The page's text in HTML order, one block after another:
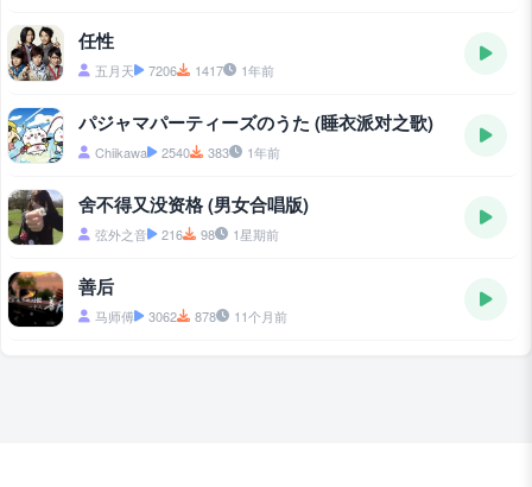
任性
五月天 7206 1417 1年前
パジャマパーティーズのうた (睡衣派对之歌)
Chiikawa 2540 383 1年前
舍不得又没资格 (男女合唱版)
弦外之音 216 98 1星期前
善后
马师傅 3062 878 11个月前